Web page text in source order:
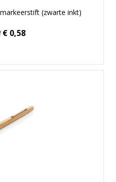
(zwarte inkt)
€ 0,58